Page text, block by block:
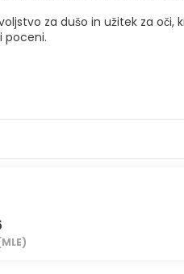
za dušo in užitek za oči,
poceni.